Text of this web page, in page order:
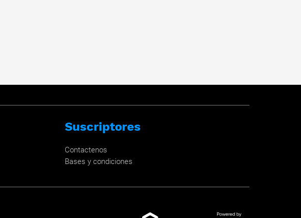
Suscriptores
Contactenos
Bases y condiciones